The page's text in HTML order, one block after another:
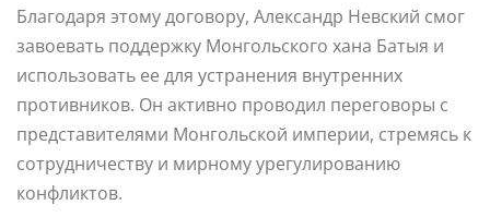
Благодаря этому договору, Александр Невский смог
завоевать поддержку Монгольского хана Батыя и
использовать ее для устранения внутренних
противников. Он активно проводил переговоры с
представителями Монгольской империи, стремясь к
сотрудничеству и мирному урегулированию
конфликтов.